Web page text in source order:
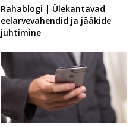
Rahablogi | Ülekantavad
eelarvevahendid ja jääkide
juhtimine